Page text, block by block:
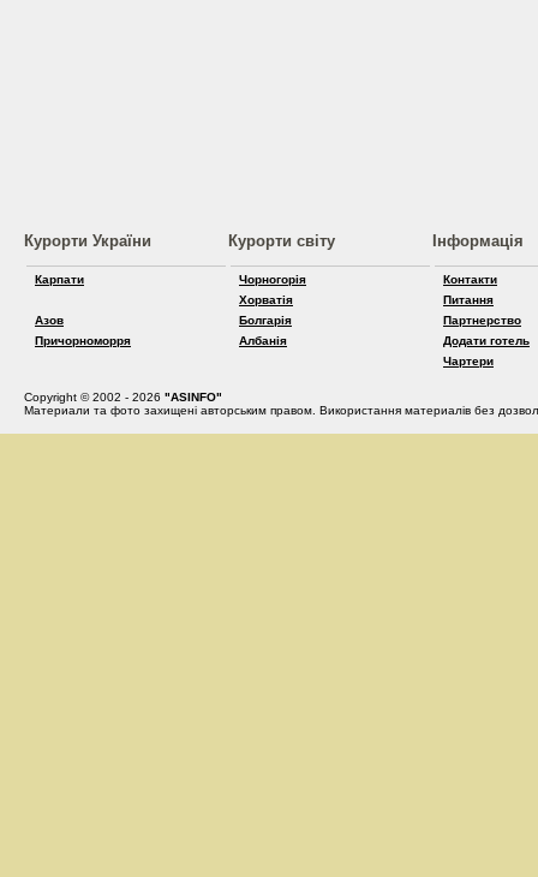
Курорти України
Карпати
Азов
Причорноморря
Курорти світу
Чорногорія
Хорватія
Болгарія
Албанія
Інформація
Контакти
Питання
Партнерство
Додати готель
Чартери
Copyright © 2002 - 2026 "ASINFO"
Материали та фото захищені авторським правом. Використання материалів без